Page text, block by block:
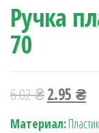
Ручка
70
6.02₴2.95 ₴
Материал:Пластик